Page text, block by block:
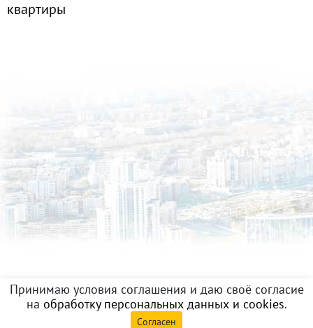
квартиры
Принимаю условия соглашения и даю своё согласие
на обработку персональных данных и cookies.
Согласен